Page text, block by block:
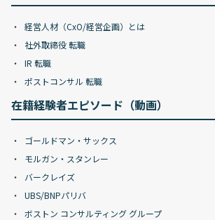
経営人材（CxO/経営企画）とは
社外取締役 転職
IR 転職
ポストコンサル 転職
在籍経験者エピソード（動画）
ゴールドマン・サックス
モルガン・スタンレー
バークレイズ
UBS/BNPパリバ
ボストン コンサルティング グループ